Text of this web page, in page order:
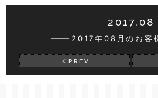
2017.08
2017年08月のお客
PREV